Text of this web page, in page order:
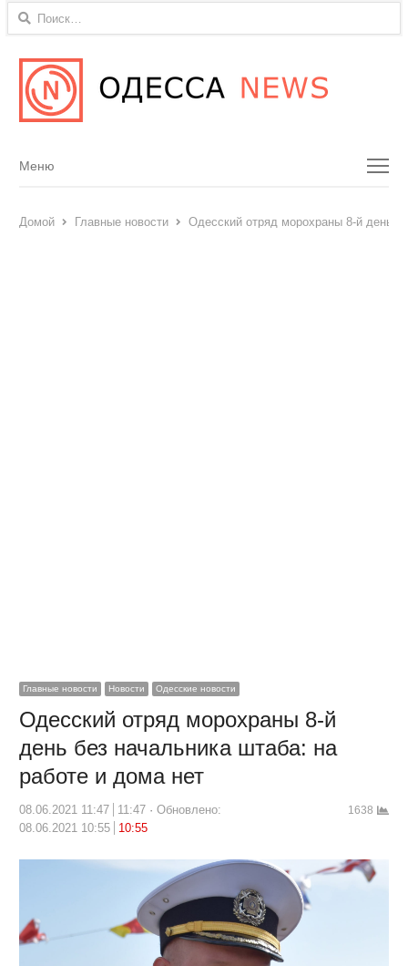
Найти:
Menu
Меню
Домой Главные новости Одесский отряд морохраны 8-й день
Главные новости Новости Одесские новости
Одесский отряд морохраны 8-й
день без начальника штаба: на
работе и дома нет
08.06.2021 11:47 11:47
Обновлено:
08.06.2021 10:55
10:55
1638